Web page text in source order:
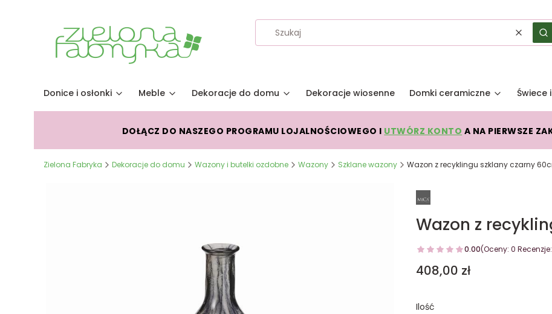
Wyczyść
Donice i osłonki Meble Dekoracje do domu Dekoracje wiosenne Domki ceramiczne Świece
DOŁĄCZ DO NASZEGO PROGRAMU LOJALNOŚCIOWEGO I UTWÓRZ KONTO A NA PIERWSZE
Zielona Fabryka Dekoracje do domu Wazony i butelki ozdobne Wazony Szklane wazony Wazon z recyklingu szklany czarny
Wazon z
0.00(Oceny: 0
Cena
408,00 zł
Ilość